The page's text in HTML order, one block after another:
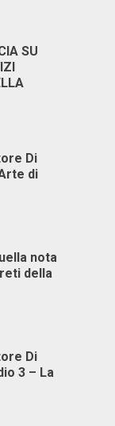
SU
Di
di
nota
della
Di
3 – La